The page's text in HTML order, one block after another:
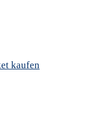
kaufen